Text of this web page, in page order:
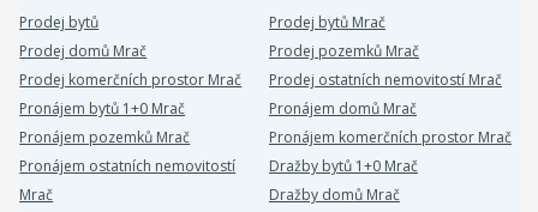
Prodej bytů
Prodej bytů Mrač
Prodej domů Mrač
Prodej pozemků Mrač
Prodej komerčních prostor Mrač
Prodej ostatních nemovitostí Mrač
Pronájem bytů 1+0 Mrač
Pronájem domů Mrač
Pronájem pozemků Mrač
Pronájem komerčních prostor Mrač
Pronájem ostatních nemovitostí
Mrač
Dražby bytů 1+0 Mrač
Dražby domů Mrač